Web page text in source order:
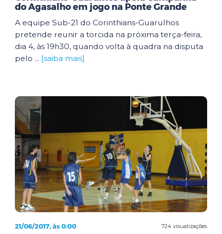
do Agasalho em jogo na Ponte Grande
A equipe Sub-21 do Corinthians-Guarulhos
pretende reunir a torcida na próxima terça-feira,
dia 4, às 19h30, quando volta à quadra na disputa
pelo ... [saiba mais]
724 visualizações
21/06/2017, às 0:00